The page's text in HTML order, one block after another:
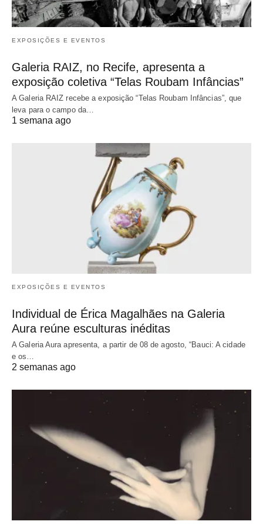
EXPOSIÇÕES E EVENTOS
Galeria RAIZ, no Recife, apresenta a
exposição coletiva “Telas Roubam Infâncias”
A Galeria RAIZ recebe a exposição “Telas Roubam Infâncias”, que
leva para o campo da…
1 semana ago
EXPOSIÇÕES E EVENTOS
Individual de Érica Magalhães na Galeria
Aura reúne esculturas inéditas
A Galeria Aura apresenta, a partir de 08 de agosto, “Bauci: A cidade
e os…
2 semanas ago